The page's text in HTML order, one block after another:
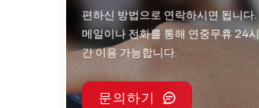
편하신 방법으로 연락하시면 됩니다.
메일이나 전화를 통해 연중무휴 24시
간 이용 가능합니다.
문의하기